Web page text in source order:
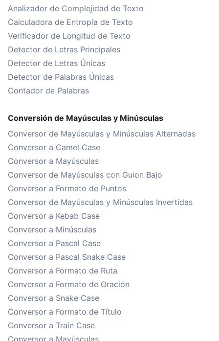
Analizador de Complejidad de Texto
Calculadora de Entropía de Texto
Verificador de Longitud de Texto
Detector de Letras Principales
Detector de Letras Únicas
Detector de Palabras Únicas
Contador de Palabras
Conversión de Mayúsculas y Minúsculas
Conversor de Mayúsculas y Minúsculas Alternadas
Conversor a Camel Case
Conversor a Mayúsculas
Conversor de Mayúsculas con Guion Bajo
Conversor a Formato de Puntos
Conversor de Mayúsculas y Minúsculas Invertidas
Conversor a Kebab Case
Conversor a Minúsculas
Conversor a Pascal Case
Conversor a Pascal Snake Case
Conversor a Formato de Ruta
Conversor a Formato de Oración
Conversor a Snake Case
Conversor a Formato de Título
Conversor a Train Case
Conversor a Mayúsculas